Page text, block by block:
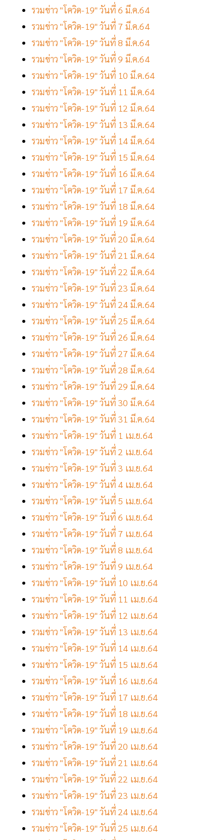
รวมข่าว "โควิด-19" วันที่ 6 มี.ค.64
รวมข่าว "โควิด-19" วันที่ 7 มี.ค.64
รวมข่าว "โควิด-19" วันที่ 8 มี.ค.64
รวมข่าว "โควิด-19" วันที่ 9 มี.ค.64
รวมข่าว "โควิด-19" วันที่ 10 มี.ค.64
รวมข่าว "โควิด-19" วันที่ 11 มี.ค.64
รวมข่าว "โควิด-19" วันที่ 12 มี.ค.64
รวมข่าว "โควิด-19" วันที่ 13 มี.ค.64
รวมข่าว "โควิด-19" วันที่ 14 มี.ค.64
รวมข่าว "โควิด-19" วันที่ 15 มี.ค.64
รวมข่าว "โควิด-19" วันที่ 16 มี.ค.64
รวมข่าว "โควิด-19" วันที่ 17 มี.ค.64
รวมข่าว "โควิด-19" วันที่ 18 มี.ค.64
รวมข่าว "โควิด-19" วันที่ 19 มี.ค.64
รวมข่าว "โควิด-19" วันที่ 20 มี.ค.64
รวมข่าว "โควิด-19" วันที่ 21 มี.ค.64
รวมข่าว "โควิด-19" วันที่ 22 มี.ค.64
รวมข่าว "โควิด-19" วันที่ 23 มี.ค.64
รวมข่าว "โควิด-19" วันที่ 24 มี.ค.64
รวมข่าว "โควิด-19" วันที่ 25 มี.ค.64
รวมข่าว "โควิด-19" วันที่ 26 มี.ค.64
รวมข่าว "โควิด-19" วันที่ 27 มี.ค.64
รวมข่าว "โควิด-19" วันที่ 28 มี.ค.64
รวมข่าว "โควิด-19" วันที่ 29 มี.ค.64
รวมข่าว "โควิด-19" วันที่ 30 มี.ค.64
รวมข่าว "โควิด-19" วันที่ 31 มี.ค.64
รวมข่าว "โควิด-19" วันที่ 1 เม.ย.64
รวมข่าว "โควิด-19" วันที่ 2 เม.ย.64
รวมข่าว "โควิด-19" วันที่ 3 เม.ย.64
รวมข่าว "โควิด-19" วันที่ 4 เม.ย.64
รวมข่าว "โควิด-19" วันที่ 5 เม.ย.64
รวมข่าว "โควิด-19" วันที่ 6 เม.ย.64
รวมข่าว "โควิด-19" วันที่ 7 เม.ย.64
รวมข่าว "โควิด-19" วันที่ 8 เม.ย.64
รวมข่าว "โควิด-19" วันที่ 9 เม.ย.64
รวมข่าว "โควิด-19" วันที่ 10 เม.ย.64
รวมข่าว "โควิด-19" วันที่ 11 เม.ย.64
รวมข่าว "โควิด-19" วันที่ 12 เม.ย.64
รวมข่าว "โควิด-19" วันที่ 13 เม.ย.64
รวมข่าว "โควิด-19" วันที่ 14 เม.ย.64
รวมข่าว "โควิด-19" วันที่ 15 เม.ย.64
รวมข่าว "โควิด-19" วันที่ 16 เม.ย.64
รวมข่าว "โควิด-19" วันที่ 17 เม.ย.64
รวมข่าว "โควิด-19" วันที่ 18 เม.ย.64
รวมข่าว "โควิด-19" วันที่ 19 เม.ย.64
รวมข่าว "โควิด-19" วันที่ 20 เม.ย.64
รวมข่าว "โควิด-19" วันที่ 21 เม.ย.64
รวมข่าว "โควิด-19" วันที่ 22 เม.ย.64
รวมข่าว "โควิด-19" วันที่ 23 เม.ย.64
รวมข่าว "โควิด-19" วันที่ 24 เม.ย.64
รวมข่าว "โควิด-19" วันที่ 25 เม.ย.64